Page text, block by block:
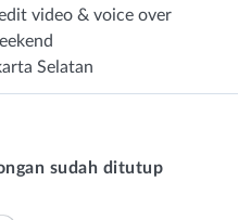
video & voice over
Selatan
sudah ditutup